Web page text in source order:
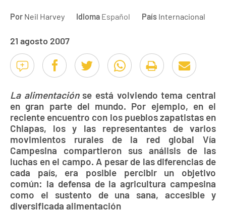
Por Neil Harvey Idioma Español País Internacional
21 agosto 2007
La alimentaciónse está volviendo tema central
en gran parte del mundo. Por ejemplo, en el
reciente encuentro con los pueblos zapatistas en
Chiapas, los y las representantes de varios
movimientos rurales de la red global Vía
Campesina compartieron sus análisis de las
luchas en el campo. A pesar de las diferencias de
cada país, era posible percibir un objetivo
común: la defensa de la agricultura campesina
como el sustento de una sana, accesible y
diversificada alimentación